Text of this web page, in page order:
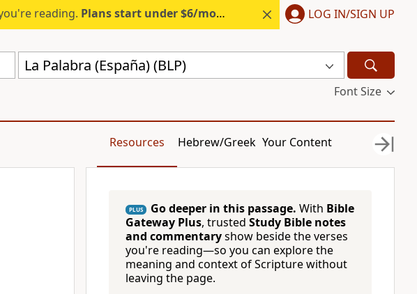
reading. Plans start under $6/month. Start free. LOG IN/SIGN UP
La Palabra (España) (BLP)
Font Size
Resources Hebrew/Greek Your Content
PLUS Go deeper in this passage. With Bible
Gateway Plus, trusted Study Bible notes
and commentaryshow beside the verses
you're reading—so you can explore the
meaning and context of Scripture without
leaving the page.